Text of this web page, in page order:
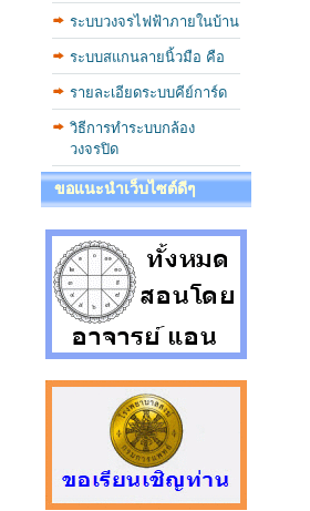
ระบบวงจรไฟฟ้าภายในบ้าน
ระบบสแกนลายนิ้วมือ คือ
รายละเอียดระบบคีย์การ์ด
วิธีการทำระบบกล้อง
วงจรปิด
ขอแนะนำเว็บไซต์ดีๆ